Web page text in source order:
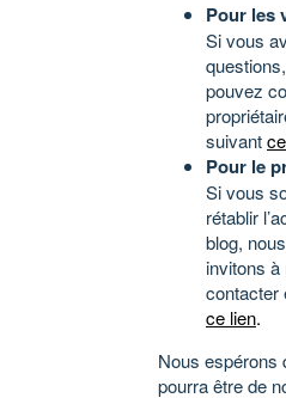
Pour les
Si vous
pouvez
suivant
Pour le
Si vous
rétablir
blog,
invitons à
contacter
ce lien.
Nous espérons
pourra être de